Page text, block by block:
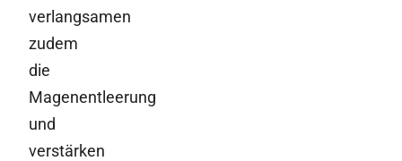
verlangsamen
zudem
die
Magenentleerung
und
verstärken